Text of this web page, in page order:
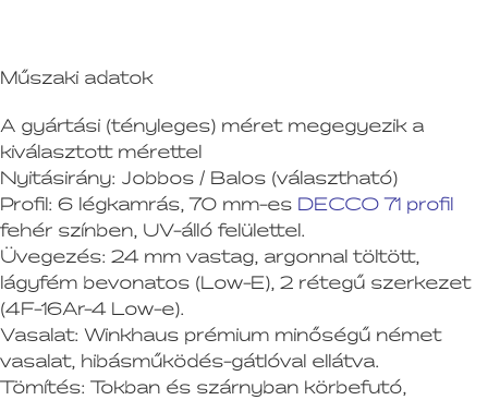
Műszaki adatok
A gyártási (tényleges) méret megegyezik a
kiválasztott mérettel
Nyitásirány: Jobbos / Balos (választható)
Profil: 6 légkamrás, 70 mm-es DECCO 71 profil
fehér színben, UV-álló felülettel.
Üvegezés: 24 mm vastag, argonnal töltött,
lágyfém bevonatos (Low-E), 2 rétegű szerkezet
(4F-16Ar-4 Low-e).
Vasalat: Winkhaus prémium minőségű német
vasalat, hibásműködés-gátlóval ellátva.
Tömítés: Tokban és szárnyban körbefutó,